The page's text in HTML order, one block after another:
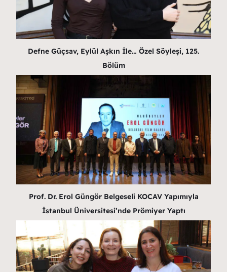
Defne Güçsav, Eylül Aşkın İle… Özel Söyleşi, 125.
Bölüm
Prof. Dr. Erol Güngör Belgeseli KOCAV Yapımıyla
İstanbul Üniversitesi’nde Prömiyer Yaptı